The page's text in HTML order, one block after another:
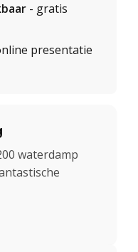
- gratis
presentatie
waterdamp